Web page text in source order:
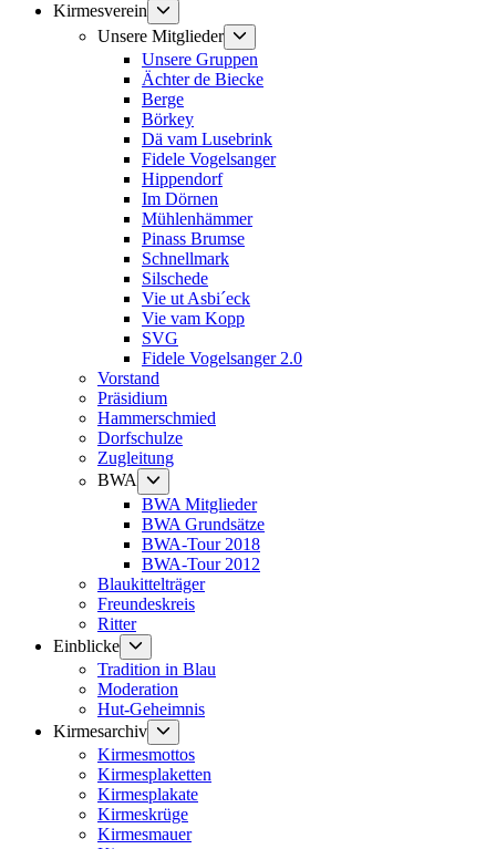
Kirmesverein
anzeigen
Unsere Mitglieder
anzeigen
Unsere Gruppen
Ächter de Biecke
Berge
Börkey
Dä vam Lusebrink
Fidele Vogelsanger
Hippendorf
Im Dörnen
Mühlenhämmer
Pinass Brumse
Schnellmark
Silschede
Vie ut Asbi´eck
Vie vam Kopp
SVG
Fidele Vogelsanger 2.0
Vorstand
Präsidium
Hammerschmied
Dorfschulze
Zugleitung
BWA
Untermenü
anzeigen
BWA Mitglieder
BWA Grundsätze
BWA-Tour 2018
BWA-Tour 2012
Blaukittelträger
Freundeskreis
Ritter
Einblicke
anzeigen
Tradition in Blau
Moderation
Hut-Geheimnis
Kirmesarchiv
anzeigen
Kirmesmottos
Kirmesplaketten
Kirmesplakate
Kirmeskrüge
Kirmesmauer